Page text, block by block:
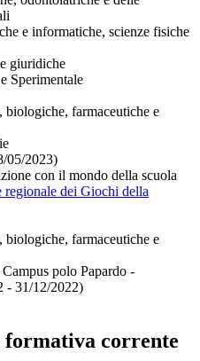
e informatiche, scienze fisiche
giuridiche
Sperimentale
farmaceutiche e
05/2023)
con il mondo della scuola
regionale dei Giochi della
farmaceutiche e
polo Papardo -
- 31/12/2022)
formativa corrente